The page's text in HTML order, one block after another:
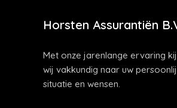
Horsten Assurantiën
Met onze jarenlange ervaring
wij vakkundig naar uw
situatie en wensen.